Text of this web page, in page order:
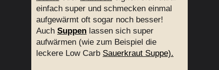
einfach super und schmecken einmal
aufgewärmt oft sogar noch besser!
Auch Suppen lassen sich super
aufwärmen (wie zum Beispiel die
leckere Low Carb Sauerkraut Suppe).